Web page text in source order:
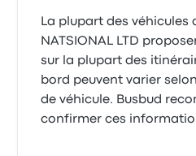
La plupart des véhicules
NATSIONAL LTD
sur la plupart des
bord peuvent varier
de véhicule. Busbud
confirmer ces